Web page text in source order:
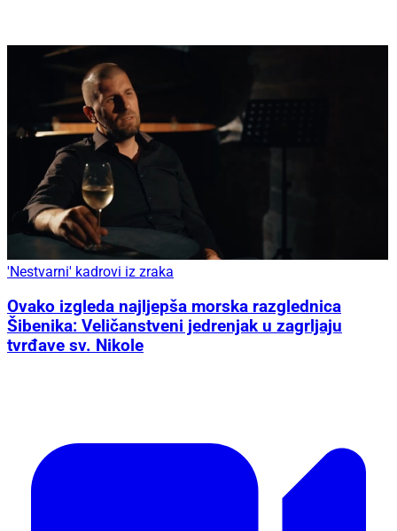
'Nestvarni' kadrovi iz zraka
Ovako izgleda najljepša morska razglednica
Šibenika: Veličanstveni jedrenjak u zagrljaju
tvrđave sv. Nikole